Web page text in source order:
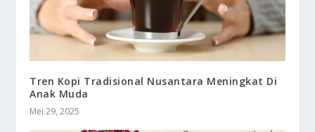
Tren Kopi Tradisional Nusantara Meningkat Di
Anak Muda
Mei 29, 2025